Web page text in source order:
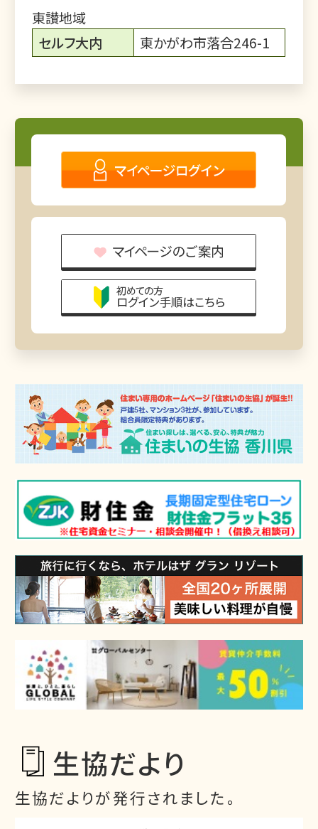
東讃地域
セルフ大内
東かがわ市落合246-1
生協だより
生協だよりが発行されました。